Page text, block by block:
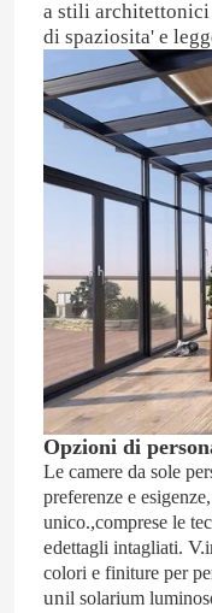
Circa noi
Giro della fabbrica
Controllo di
Contatto Stati
Blog
Studio di caso
Richieda una
porta di alluminio
a stili architettonici
di spaziosita' e
Opzioni di
Le camere da sole
preferenze e
unico.,comprese le
edettagli intagliati. V.
colori e finiture per
unil solarium